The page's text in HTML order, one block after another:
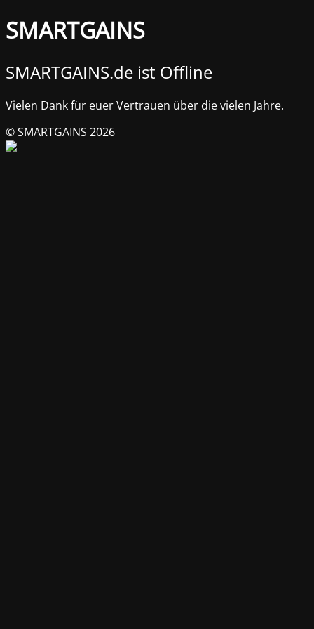
SMARTGAINS
SMARTGAINS.de ist Offline
Vielen Dank für euer Vertrauen über die vielen Jahre.
© SMARTGAINS 2026